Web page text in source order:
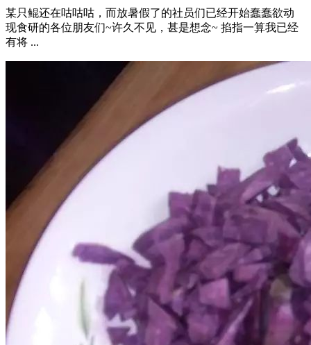
某只鲲还在咕咕咕，而放暑假了的社员们已经开始蠢蠢欲动
现食研的各位朋友们~许久不见，甚是想念~ 掐指一算我已经
有将 ...